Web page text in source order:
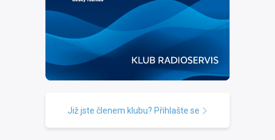
Již jste členem klubu? Přihlašte se